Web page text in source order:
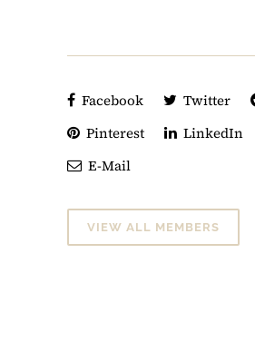
Facebook Twitter
Pinterest
LinkedIn
E-Mail
VIEW ALL MEMBERS